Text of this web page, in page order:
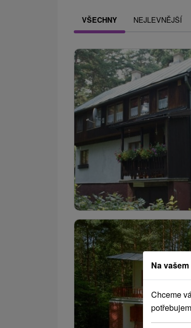
VŠECHNY NEJLEVNĚJŠÍ
Na
Chceme